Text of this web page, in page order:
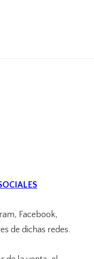
Facebook,
de dichas redes.